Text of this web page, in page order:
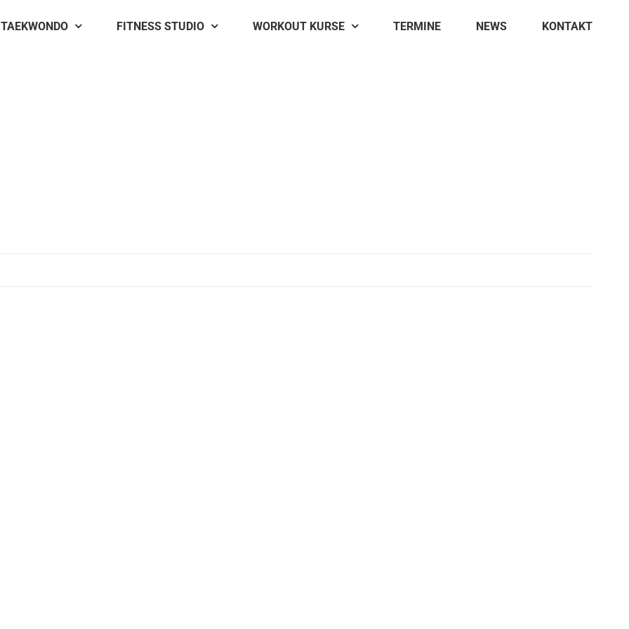
TAEKWONDO FITNESS STUDIO WORKOUT KURSE TERMINE NEWS KONTAKT